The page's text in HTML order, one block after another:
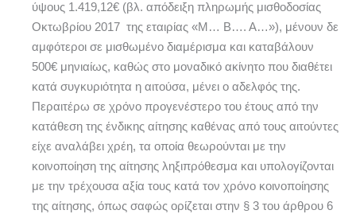
ύψους 1.419,12€ (βλ. απόδειξη πληρωμής μισθοδοσίας
Οκτωβρίου 2017 της εταιρίας «Μ… Β…. Α…»), μένουν δε
αμφότεροι σε μισθωμένο διαμέρισμα και καταβάλουν
500€ μηνιαίως, καθώς στο μοναδικό ακίνητο που διαθέτει
κατά συγκυριότητα η αιτούσα, μένει ο αδελφός της.
Περαιτέρω σε χρόνο προγενέστερο του έτους από την
κατάθεση της ένδικης αίτησης καθένας από τους αιτούντες
είχε αναλάβει χρέη, τα οποία θεωρούνται με την
κοινοποίηση της αίτησης ληξιπρόθεσμα και υπολογίζονται
με την τρέχουσα αξία τους κατά τον χρόνο κοινοποίησης
της αίτησης, όπως σαφώς ορίζεται στην § 3 του άρθρου 6